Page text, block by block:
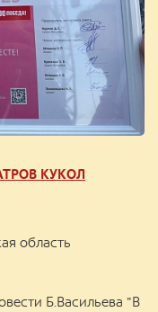
КУКОЛ
область
Б.Васильева "В